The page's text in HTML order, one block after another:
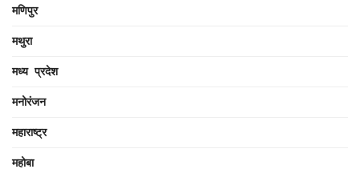
मणिपुर
मथुरा
मध्य प्रदेश
मनोरंजन
महाराष्ट्र
महोबा